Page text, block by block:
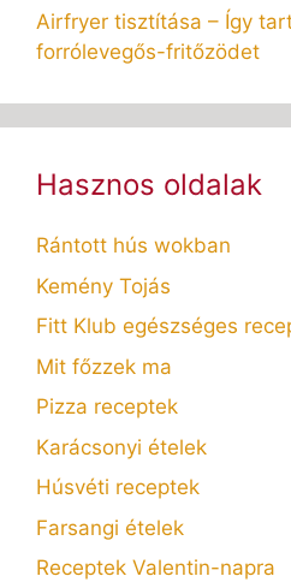
Airfryer tisztítása – Így
forrólevegős-fritőzödet
Hasznos oldalak
Rántott hús wokban
Kemény Tojás
Fitt Klub egészséges
Mit főzzek ma
Pizza receptek
Karácsonyi ételek
Húsvéti receptek
Farsangi ételek
Receptek Valentin-napra